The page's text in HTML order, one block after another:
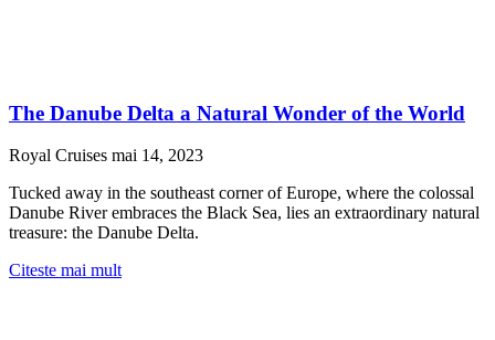
The Danube Delta a Natural Wonder of the World
Royal Cruises mai 14, 2023
Tucked away in the southeast corner of Europe, where the colossal
Danube River embraces the Black Sea, lies an extraordinary natural
treasure: the Danube Delta.
Citeste mai mult